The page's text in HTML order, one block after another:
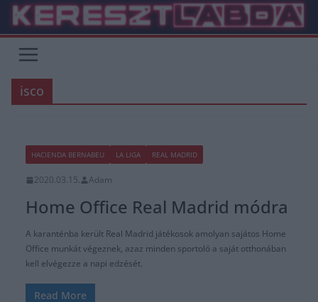
Skip
content
isco
HACIENDA BERNABEU LA LIGA REAL MADRID
2020.03.15. Adam
Home Office Real Madrid módra
A karanténba került Real Madrid játékosok amolyan sajátos Home
Office munkát végeznek, azaz minden sportoló a saját otthonában
kell elvégezze a napi edzését.
Read More